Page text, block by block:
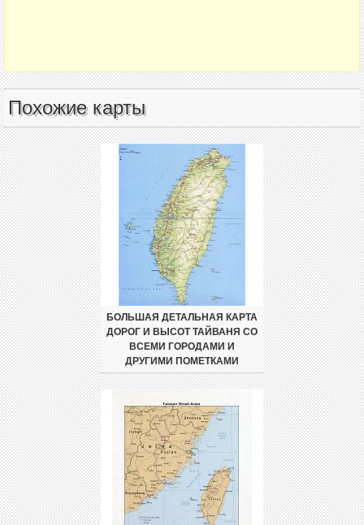
Похожие карты
БОЛЬШАЯ ДЕТАЛЬНАЯ КАРТА
ДОРОГ И ВЫСОТ ТАЙВАНЯ СО
ВСЕМИ ГОРОДАМИ И
ДРУГИМИ ПОМЕТКАМИ